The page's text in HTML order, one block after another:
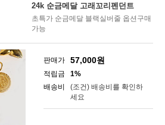
24k 순금메달 고래꼬리펜던트
초특가 순금메달 블랙실버줄 옵션구매
가능
판매가 57,000원
적립금
1%
배송비
(조건) 배송비를 확인하
세요